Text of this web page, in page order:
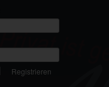
Registrieren